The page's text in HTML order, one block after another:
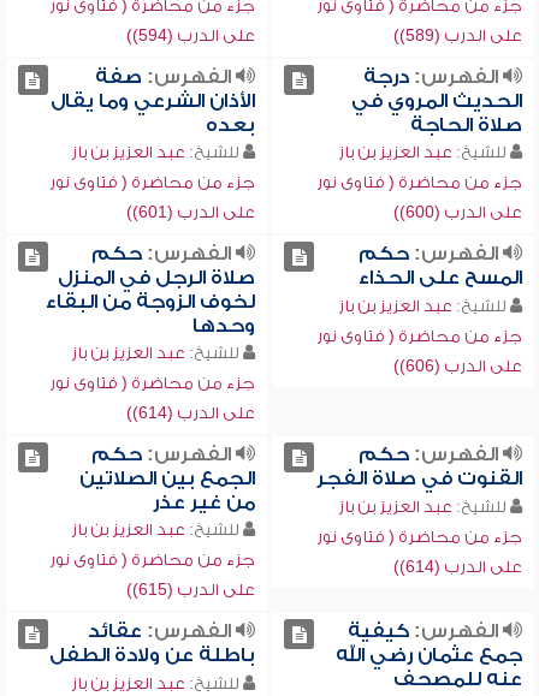
جزء من محاضرة ( فتاوى نور
على الدرب (589))
جزء من محاضرة ( فتاوى نور
على الدرب (594))
الفهرس:درجة
الحديث المروي في
صلاة الحاجة
للشيخ: عبد العزيز بن باز
جزء من محاضرة ( فتاوى نور
على الدرب (600))
الفهرس: صفة
الأذان الشرعي وما يقال
بعده
للشيخ: عبد العزيز بن باز
جزء من محاضرة ( فتاوى نور
على الدرب (601))
الفهرس:حكم
المسح على الحذاء
للشيخ: عبد العزيز بن باز
جزء من محاضرة ( فتاوى نور
على الدرب (606))
الفهرس:حكم
صلاة الرجل في المنزل
لخوف الزوجة من البقاء
وحدها
للشيخ: عبد العزيز بن باز
جزء من محاضرة ( فتاوى نور
على الدرب (614))
الفهرس:حكم
القنوت في صلاة الفجر
للشيخ: عبد العزيز بن باز
جزء من محاضرة ( فتاوى نور
على الدرب (614))
الفهرس:حكم
الجمع بين الصلاتين
من غير عذر
للشيخ: عبد العزيز بن باز
جزء من محاضرة ( فتاوى نور
على الدرب (615))
الفهرس:كيفية
جمع عثمان رضي الله
عنه للمصحف
الفهرس: عقائد
باطلة عن ولادة الطفل
للشيخ: عبد العزيز بن باز